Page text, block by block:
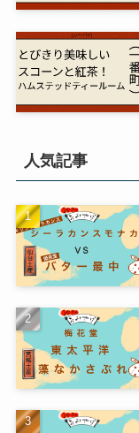
人気記事